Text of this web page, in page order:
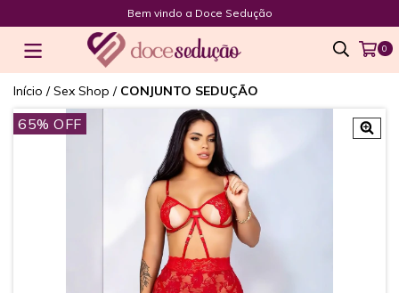
Bem vindo a Doce Sedução
0
Início / Sex Shop / CONJUNTO SEDUÇÃO
65% OFF